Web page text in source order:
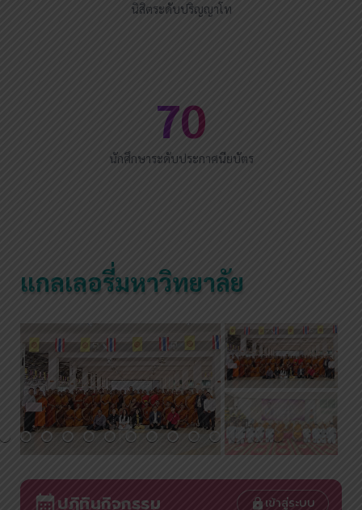
นิสิตระดับปริญญาโท
70
นักศึกษาระดับประกาศนียบัตร
แกลเลอรี่มหาวิทยาลัย